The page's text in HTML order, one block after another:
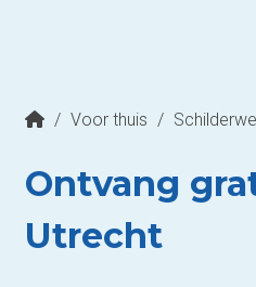
/ Voor thuis /
Ontvang
Utrecht